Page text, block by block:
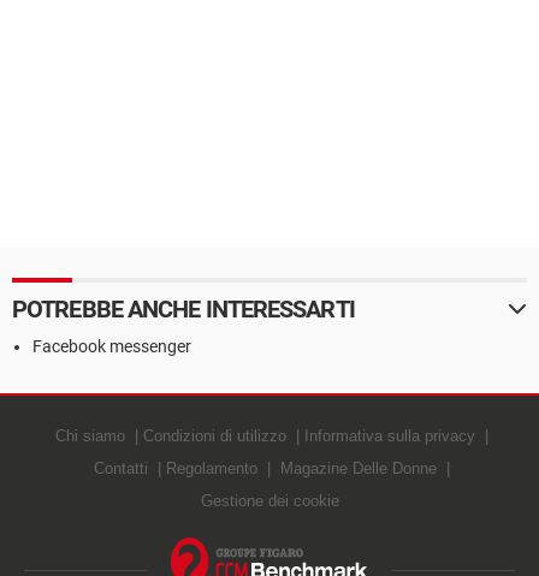
POTREBBE ANCHE INTERESSARTI
Facebook messenger
Chi siamo Condizioni di utilizzo
Informativa sulla privacy
Contatti
Regolamento
Magazine Delle Donne
Gestione dei cookie